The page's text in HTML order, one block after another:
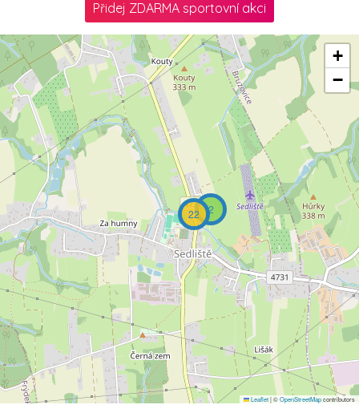
Přidej ZDARMA sportovní akci
2
22
+
−
Leaflet|©OpenStreetMapcontributors